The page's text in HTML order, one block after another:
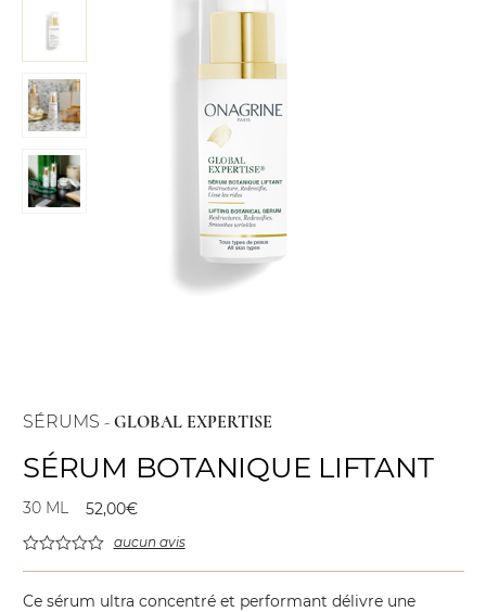
SÉRUMS - GLOBAL EXPERTISE
SÉRUM BOTANIQUE LIFTANT
30 ML 52,00€
aucun avis
Ce sérum ultra concentré et performant délivre une